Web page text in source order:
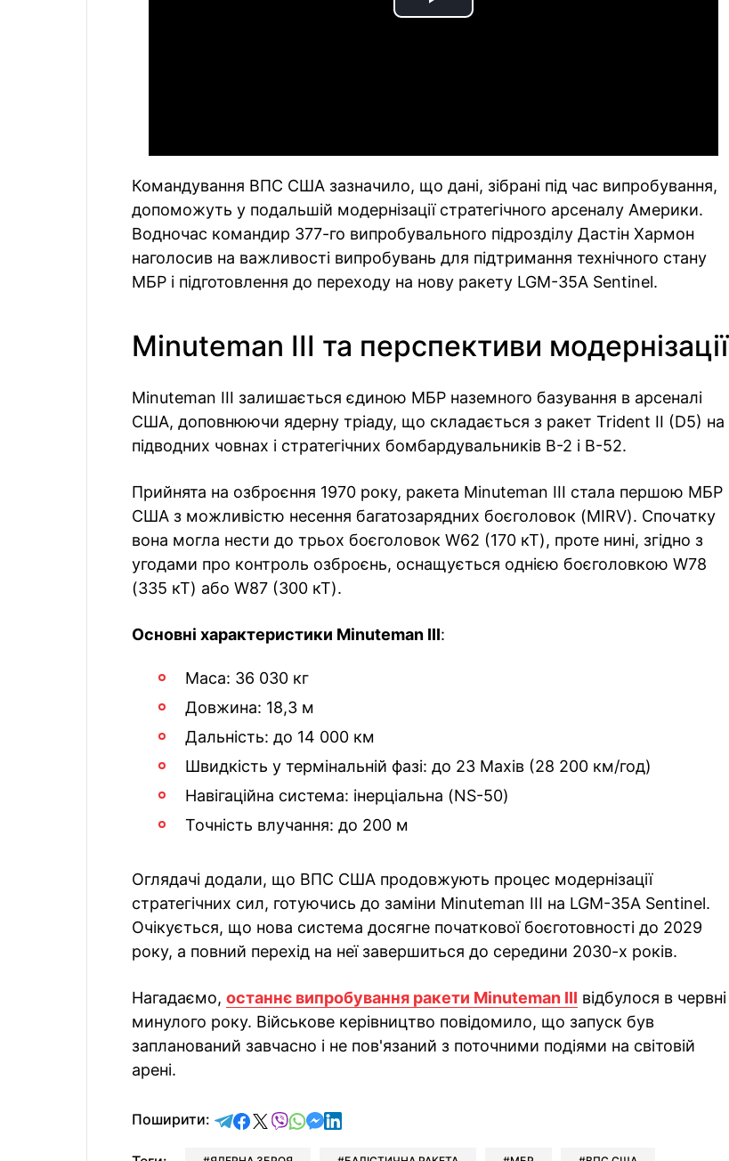
Play
Командування ВПС США зазначило, що дані, зібрані під час випробування,
допоможуть у подальшій модернізації стратегічного арсеналу Америки.
Водночас командир 377-го випробувального підрозділу Дастін Хармон
наголосив на важливості випробувань для підтримання технічного стану
МБР і підготовлення до переходу на нову ракету LGM-35A Sentinel.
Minuteman III та перспективи модернізації
Minuteman III залишається єдиною МБР наземного базування в арсеналі
США, доповнюючи ядерну тріаду, що складається з ракет Trident II (D5) на
підводних човнах і стратегічних бомбардувальників B-2 і B-52.
Прийнята на озброєння 1970 року, ракета Minuteman III стала першою МБР
США з можливістю несення багатозарядних боєголовок (MIRV). Спочатку
вона могла нести до трьох боєголовок W62 (170 кТ), проте нині, згідно з
угодами про контроль озброєнь, оснащується однією боєголовкою W78
(335 кТ) або W87 (300 кТ).
Основні характеристики Minuteman III:
Маса: 36 030 кг
Довжина: 18,3 м
Дальність: до 14 000 км
Швидкість у термінальній фазі: до 23 Махів (28 200 км/год)
Навігаційна система: інерціальна (NS-50)
Точність влучання: до 200 м
Оглядачі додали, що ВПС США продовжують процес модернізації
стратегічних сил, готуючись до заміни Minuteman III на LGM-35A Sentinel.
Очікується, що нова система досягне початкової боєготовності до 2029
року, а повний перехід на неї завершиться до середини 2030-х років.
Нагадаємо, останнє випробування ракети Minuteman III відбулося в червні
минулого року. Військове керівництво повідомило, що запуск був
запланований завчасно і не пов'язаний з поточними подіями на світовій
арені.
Поширити: відправити у Telegram
поділитись у Facebook
поділитись у X
відправити у Viber
відправити у Whatsapp
відправити у Messenger
відправити у LinkedIn